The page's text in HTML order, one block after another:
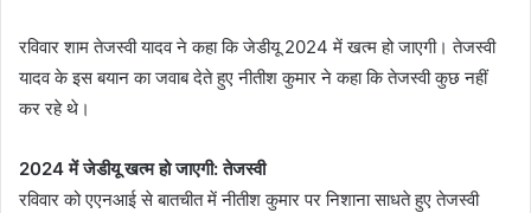
रविवार शाम तेजस्वी यादव ने कहा कि जेडीयू 2024 में खत्म हो जाएगी। तेजस्वी
यादव के इस बयान का जवाब देते हुए नीतीश कुमार ने कहा कि तेजस्वी कुछ नहीं
कर रहे थे।
2024 में जेडीयू खत्म हो जाएगी: तेजस्वी
रविवार को एएनआई से बातचीत में नीतीश कुमार पर निशाना साधते हुए तेजस्वी